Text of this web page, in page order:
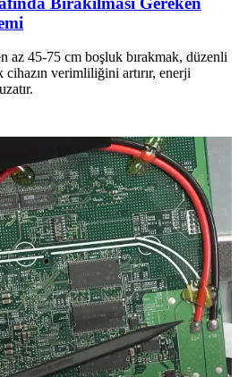
az 45-75 cm boşluk bırakmak, düzenli
verimliliğini artırır, enerji